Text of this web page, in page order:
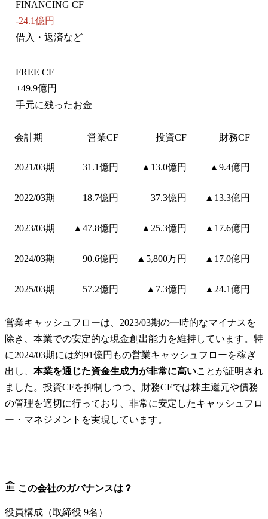
FINANCING CF
-24.1億円
借入・返済など
FREE CF
+49.9億円
手元に残ったお金
会計期 営業CF 投資CF 財務CF
2021/03期 31.1億円 ▲13.0億円 ▲9.4億円
2022/03期 18.7億円 37.3億円 ▲13.3億円
2023/03期 ▲47.8億円 ▲25.3億円 ▲17.6億円
2024/03期 90.6億円 ▲5,800万円 ▲17.0億円
2025/03期 57.2億円 ▲7.3億円 ▲24.1億円
営業キャッシュフローは、2023/03期の一時的なマイナスを
除き、本業での安定的な現金創出能力を維持しています。特
に2024/03期には約91億円もの営業キャッシュフローを稼ぎ
出し、 本業を通じた資金生成力が非常に高いことが証明され
ました。投資CFを抑制しつつ、財務CFでは株主還元や債務
の管理を適切に行っており、非常に安定したキャッシュフロ
ー・マネジメントを実現しています。
この会社のガバナンスは？
役員構成（取締役 9名）